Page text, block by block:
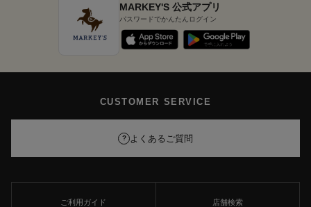
MARKEY'S 公式アプリ
パスワードでかんたんログイン
CUSTOMER SERVICE
? よくあるご質問
ご利用ガイド 店舗検索